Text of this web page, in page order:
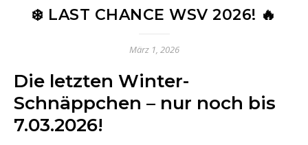
❄️ LAST CHANCE WSV 2026! 🔥
März 1, 2026
Die letzten Winter-
Schnäppchen – nur noch bis
7.03.2026!